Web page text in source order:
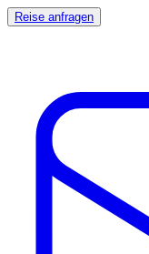
Reise anfragen